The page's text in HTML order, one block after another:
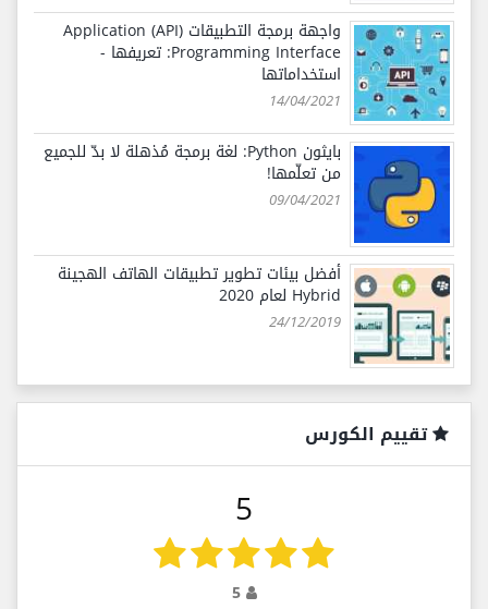
واجهة برمجة التطبيقات (API) Application
Programming Interface: تعريفها -
استخداماتها
14/04/2021
بايثون Python: لغة برمجة مُذهلة لا بدّ للجميع
من تعلّمها!
09/04/2021
أفضل بيئات تطوير تطبيقات الهاتف الهجينة
Hybrid لعام 2020
24/12/2019
تقييم الكورس
5
5